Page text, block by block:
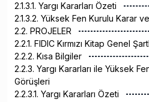
2.1.3.1. Yargı Kararları Özeti
2.1.3.2. Yüksek Fen Kurulu Karar
2.2. PROJELER
2.2.1. FIDIC Kırmızı Kitap Genel
2.2.2. Kısa Bilgiler
2.2.3. Yargı Kararları ile Yüksek
Görüşleri
2.2.3.1. Yargı Kararları Özeti